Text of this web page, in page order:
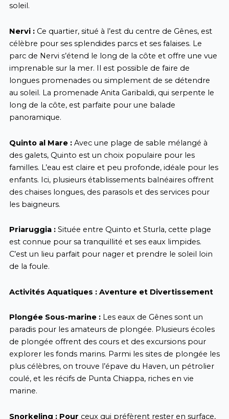
soleil.
Nervi : Ce quartier, situé à l’est du centre de Gênes, est
célèbre pour ses splendides parcs et ses falaises. Le
parc de Nervi s’étend le long de la côte et offre une vue
imprenable sur la mer. Il est possible de faire de
longues promenades ou simplement de se détendre
au soleil. La promenade Anita Garibaldi, qui serpente le
long de la côte, est parfaite pour une balade
panoramique.
Quinto al Mare : Avec une plage de sable mélangé à
des galets, Quinto est un choix populaire pour les
familles. L’eau est claire et peu profonde, idéale pour les
enfants. Ici, plusieurs établissements balnéaires offrent
des chaises longues, des parasols et des services pour
les baigneurs.
Priaruggia : Située entre Quinto et Sturla, cette plage
est connue pour sa tranquillité et ses eaux limpides.
C’est un lieu parfait pour nager et prendre le soleil loin
de la foule.
Activités Aquatiques : Aventure et Divertissement
Plongée Sous-marine :Les eaux de Gênes sont un
paradis pour les amateurs de plongée. Plusieurs écoles
de plongée offrent des cours et des excursions pour
explorer les fonds marins. Parmi les sites de plongée les
plus célèbres, on trouve l’épave du Haven, un pétrolier
coulé, et les récifs de Punta Chiappa, riches en vie
marine.
Snorkeling : Pour ceux qui préfèrent rester en surface,